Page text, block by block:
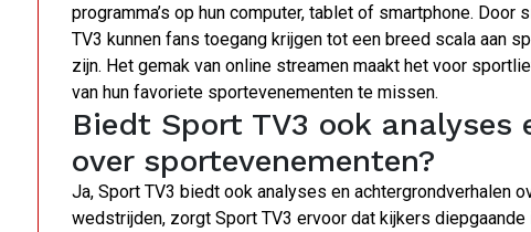
programma’s op hun computer, tablet of smartphone.
TV3 kunnen fans toegang krijgen tot een breed scala aan
zijn. Het gemak van online streamen maakt het voor
van hun favoriete sportevenementen te missen.
Biedt Sport TV3 ook analyses
over sportevenementen?
Ja, Sport TV3 biedt ook analyses en achtergrondverhalen
wedstrijden, zorgt Sport TV3 ervoor dat kijkers